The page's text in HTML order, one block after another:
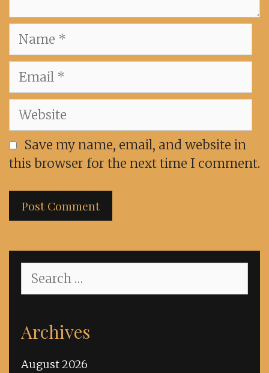
Name
Email
Website
Save my name, email, and website in
this browser for the next time I comment.
for:
Archives
August 2026